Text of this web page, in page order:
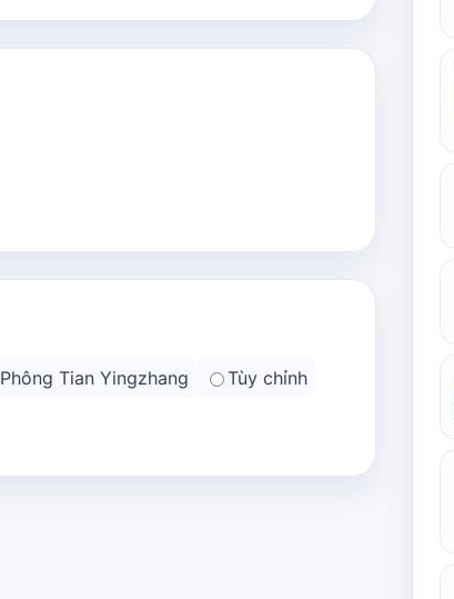
Phông Tian Yingzhang
Tùy chỉnh